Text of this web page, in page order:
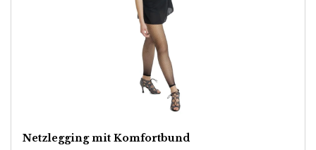
Netzlegging mit Komfortbund